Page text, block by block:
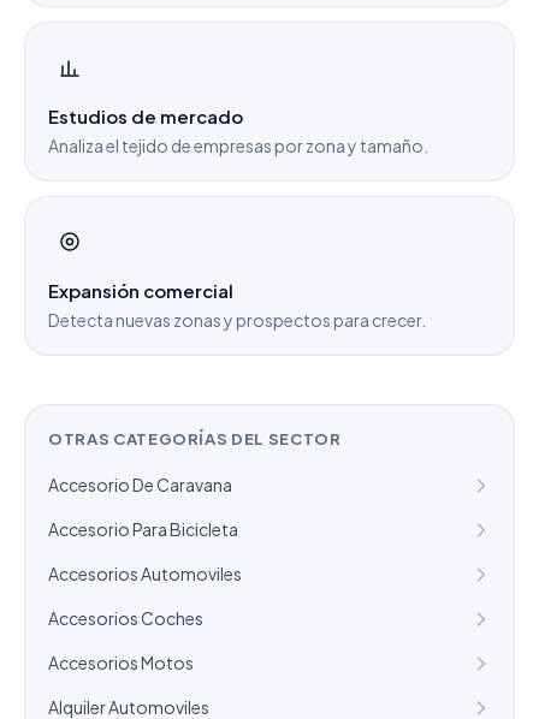
Estudios de mercado
Analiza el tejido de empresas por zona y tamaño.
Expansión comercial
Detecta nuevas zonas y prospectos para crecer.
OTRAS CATEGORÍAS DEL SECTOR
Accesorio De Caravana
Accesorio Para Bicicleta
Accesorios Automoviles
Accesorios Coches
Accesorios Motos
Alquiler Automoviles